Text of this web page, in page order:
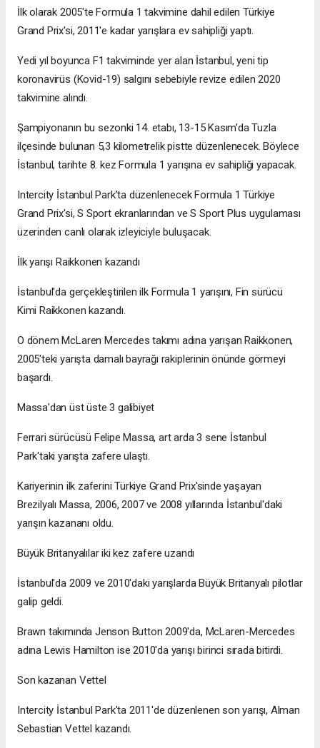
İlk olarak 2005'te Formula 1 takvimine dahil edilen Türkiye
Grand Prix'si, 2011'e kadar yarışlara ev sahipliği yaptı.
Yedi yıl boyunca F1 takviminde yer alan İstanbul, yeni tip
koronavirüs (Kovid-19) salgını sebebiyle revize edilen 2020
takvimine alındı.
Şampiyonanın bu sezonki 14. etabı, 13-15 Kasım'da Tuzla
ilçesinde bulunan 5,3 kilometrelik pistte düzenlenecek. Böylece
İstanbul, tarihte 8. kez Formula 1 yarışına ev sahipliği yapacak.
Intercity İstanbul Park’ta düzenlenecek Formula 1 Türkiye
Grand Prix'si, S Sport ekranlarından ve S Sport Plus uygulaması
üzerinden canlı olarak izleyiciyle buluşacak.
İlk yarışı Raikkonen kazandı
İstanbul'da gerçekleştirilen ilk Formula 1 yarışını, Fin sürücü
Kimi Raikkonen kazandı.
O dönem McLaren Mercedes takımı adına yarışan Raikkonen,
2005'teki yarışta damalı bayrağı rakiplerinin önünde görmeyi
başardı.
Massa'dan üst üste 3 galibiyet
Ferrari sürücüsü Felipe Massa, art arda 3 sene İstanbul
Park'taki yarışta zafere ulaştı.
Kariyerinin ilk zaferini Türkiye Grand Prix'sinde yaşayan
Brezilyalı Massa, 2006, 2007 ve 2008 yıllarında İstanbul'daki
yarışın kazananı oldu.
Büyük Britanyalılar iki kez zafere uzandı
İstanbul'da 2009 ve 2010'daki yarışlarda Büyük Britanyalı pilotlar
galip geldi.
Brawn takımında Jenson Button 2009'da, McLaren-Mercedes
adına Lewis Hamilton ise 2010'da yarışı birinci sırada bitirdi.
Son kazanan Vettel
Intercity İstanbul Park'ta 2011'de düzenlenen son yarışı, Alman
Sebastian Vettel kazandı.